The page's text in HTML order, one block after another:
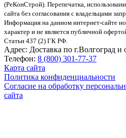
(РеКонСтрой). Перепечатка,
сайта без согласования с владельцами
Информация на данном интернет-сайте
характер и не является публичной
Статьи 437 (2) ГК РФ.
Адрес: Доставка по г.Волгоград и
Телефон: 8 (800) 301-77-37
Карта сайта
Политика конфиденциальности
Согласие на обработку
сайта